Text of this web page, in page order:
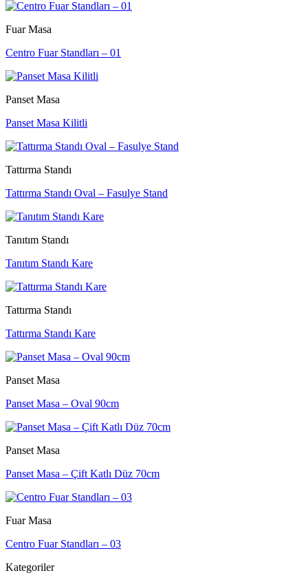
Fuar Masa
Centro Fuar Standları – 01
Panset Masa
Panset Masa Kilitli
Tattırma Standı
Tattırma Standı Oval – Fasulye Stand
Tanıtım Standı
Tanıtım Standı Kare
Tattırma Standı
Tattırma Standı Kare
Panset Masa
Panset Masa – Oval 90cm
Panset Masa
Panset Masa – Çift Katlı Düz 70cm
Fuar Masa
Centro Fuar Standları – 03
Kategoriler